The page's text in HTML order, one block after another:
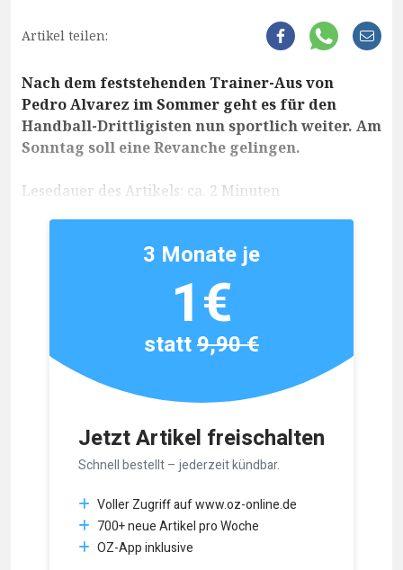
Artikel teilen:
Nach dem feststehenden Trainer-Aus von
Pedro Alvarez im Sommer geht es für den
Handball-Drittligisten nun sportlich weiter. Am
Sonntag soll eine Revanche gelingen.
Lesedauer des Artikels: ca. 2 Minuten
Jetzt Artikel freischalten
Schnell bestellt – jederzeit kündbar.
Voller Zugriff auf www.oz-online.de
700+ neue Artikel pro Woche
OZ-App inklusive
3 Monate je
1€
statt9,90 €